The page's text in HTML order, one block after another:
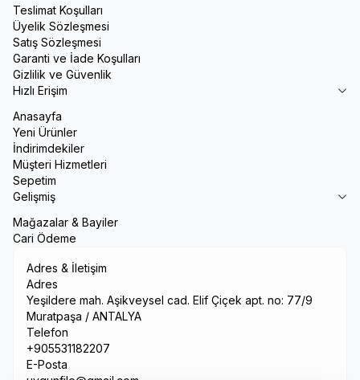
Teslimat Koşulları
Üyelik Sözleşmesi
Satış Sözleşmesi
Garanti ve İade Koşulları
Gizlilik ve Güvenlik
Hızlı Erişim
Anasayfa
Yeni Ürünler
İndirimdekiler
Müşteri Hizmetleri
Sepetim
Gelişmiş
Mağazalar & Bayiler
Cari Ödeme
Adres & İletişim
Adres
Yeşildere mah. Aşikveysel cad. Elif Çiçek apt. no: 77/9
Muratpaşa / ANTALYA
Telefon
+905531182207
E-Posta